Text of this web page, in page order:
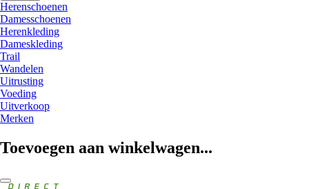
Herenschoenen
Damesschoenen
Herenkleding
Dameskleding
Trail
Wandelen
Uitrusting
Voeding
Uitverkoop
Merken
Toevoegen aan winkelwagen...